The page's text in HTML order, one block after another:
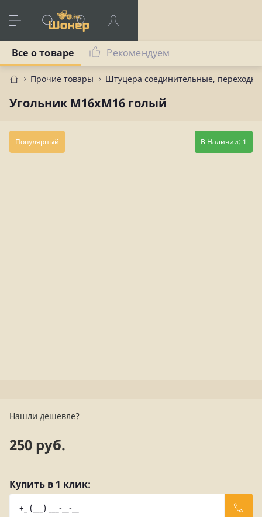
Прочие товары Штуцера соединительные,
Угольник М16хМ16 голый
Все о товаре Рекомендуем
Популярный В Наличии: 1
Нашли дешевле?
250 руб.
Купить в 1 клик: